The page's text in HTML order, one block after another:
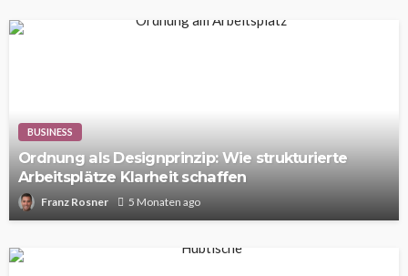
BUSINESS
Ordnung als Designprinzip: Wie strukturierte
Arbeitsplätze Klarheit schaffen
Franz Rosner 5 Monaten ago